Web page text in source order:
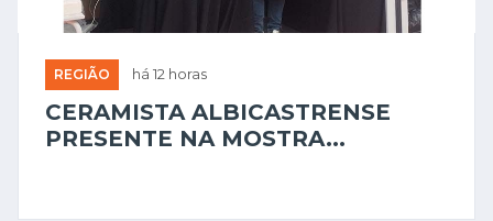
REGIÃO há 12 horas
CERAMISTA ALBICASTRENSE
PRESENTE NA MOSTRA...